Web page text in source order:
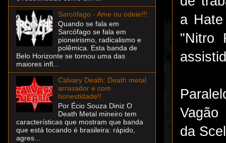
a
"Nitro
da
Sarcófago - Ame ou odeie!!!
Quando se fala em
Sarcófago se fala em
pioneirismo, radicalismo e
polêmica. Esta banda de
Belo Horizonte se tornou uma das
maiores infl...
Calvary Death: Death metal
arrasador e com
honestidade!!
Por Écio Souza Diniz O
Death Metal mineiro tem
características que mostram que banda
que está tocando é brasileira: rápido,
agres...